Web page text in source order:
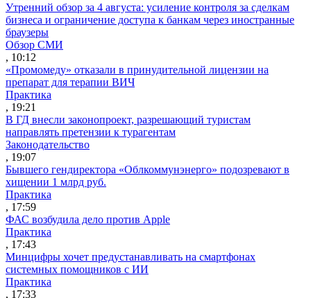
Утренний обзор за 4 августа: усиление контроля за сделкам
бизнеса и ограничение доступа к банкам через иностранные
браузеры
Обзор СМИ
, 10:12
«Промомеду» отказали в принудительной лицензии на
препарат для терапии ВИЧ
Практика
, 19:21
В ГД внесли законопроект, разрешающий туристам
направлять претензии к турагентам
Законодательство
, 19:07
Бывшего гендиректора «Облкоммунэнерго» подозревают в
хищении 1 млрд руб.
Практика
, 17:59
ФАС возбудила дело против Apple
Практика
, 17:43
Минцифры хочет предустанавливать на смартфонах
системных помощников с ИИ
Практика
, 17:33